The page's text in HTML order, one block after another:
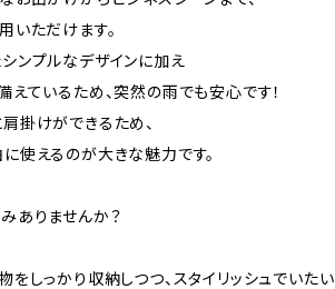
いただけます。
ンプルなデザインに加え
えているため、突然の雨でも安心です！
掛けができるため、
使えるのが大きな魅力です。
ありませんか？
をしっかり収納しつつ、スタイリッシュでいたい